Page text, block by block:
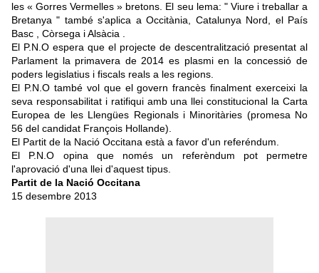
les « Gorres Vermelles » bretons. El seu lema: " Viure i treballar a
Bretanya " també s'aplica a Occitània, Catalunya Nord, el País
Basc , Còrsega i Alsàcia .
El P.N.O espera que el projecte de descentralització presentat al
Parlament la primavera de 2014 es plasmi en la concessió de
poders legislatius i fiscals reals a les regions.
El P.N.O també vol que el govern francès finalment exerceixi la
seva responsabilitat i ratifiqui amb una llei constitucional la Carta
Europea de les Llengües Regionals i Minoritàries (promesa No
56 del candidat François Hollande).
El Partit de la Nació Occitana està a favor d'un referéndum.
El P.N.O opina que només un referèndum pot permetre
l'aprovació d'una llei d'aquest tipus.
Partit de la Nació Occitana
15 desembre 2013